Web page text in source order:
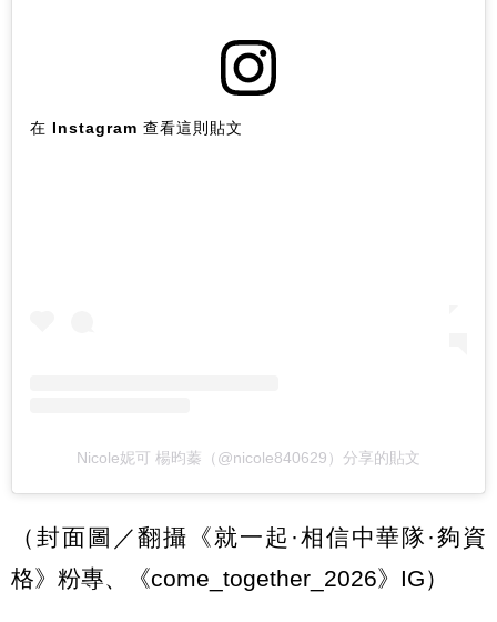
在 Instagram 查看這則貼文
Nicole妮可 楊昀蓁（@nicole840629）分享的貼文
（封面圖／翻攝《就一起·相信中華隊·夠資
格》粉專、《come_together_2026》IG）